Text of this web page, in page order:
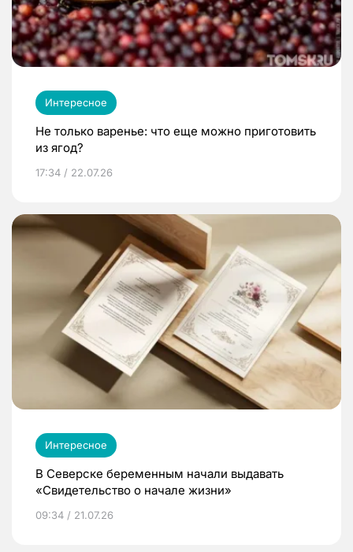
Интересное
Не только варенье: что еще можно приготовить
из ягод?
17:34 / 22.07.26
Интересное
В Северске беременным начали выдавать
«Свидетельство о начале жизни»
09:34 / 21.07.26